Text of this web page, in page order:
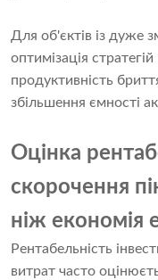
Для об'єктів із дуже
оптимізація
продуктивність
збільшення ємності
Оцінка
скорочення
ніж економія
Рентабельність
витрат часто